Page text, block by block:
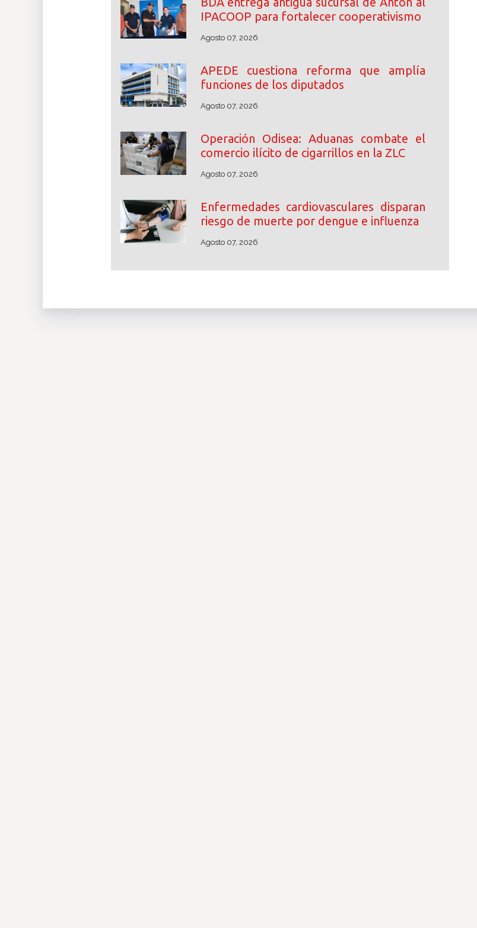
IPACOOP para fortalecer cooperativismo
Agosto 07, 2026
APEDE cuestiona reforma que amplía
funciones de los diputados
Agosto 07, 2026
Operación Odisea: Aduanas combate el
comercio ilícito de cigarrillos en la ZLC
Agosto 07, 2026
Enfermedades cardiovasculares disparan
riesgo de muerte por dengue e influenza
Agosto 07, 2026